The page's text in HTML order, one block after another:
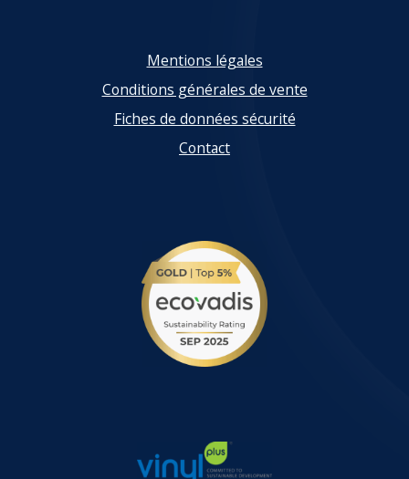
Mentions légales
Conditions générales de vente
Fiches de données sécurité
Contact